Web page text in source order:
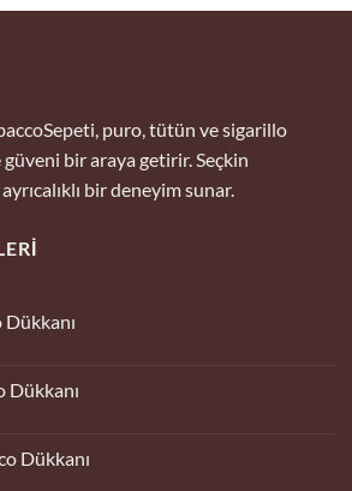
puro, tütün ve sigarillo
bir araya getirir. Seçkin
bir deneyim sunar.
Dükkanı
Dükkanı
Dükkanı